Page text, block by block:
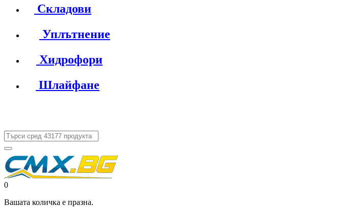
Складови
Уплътнение
Хидрофори
Шлайфане
0
Вашата количка е празна.